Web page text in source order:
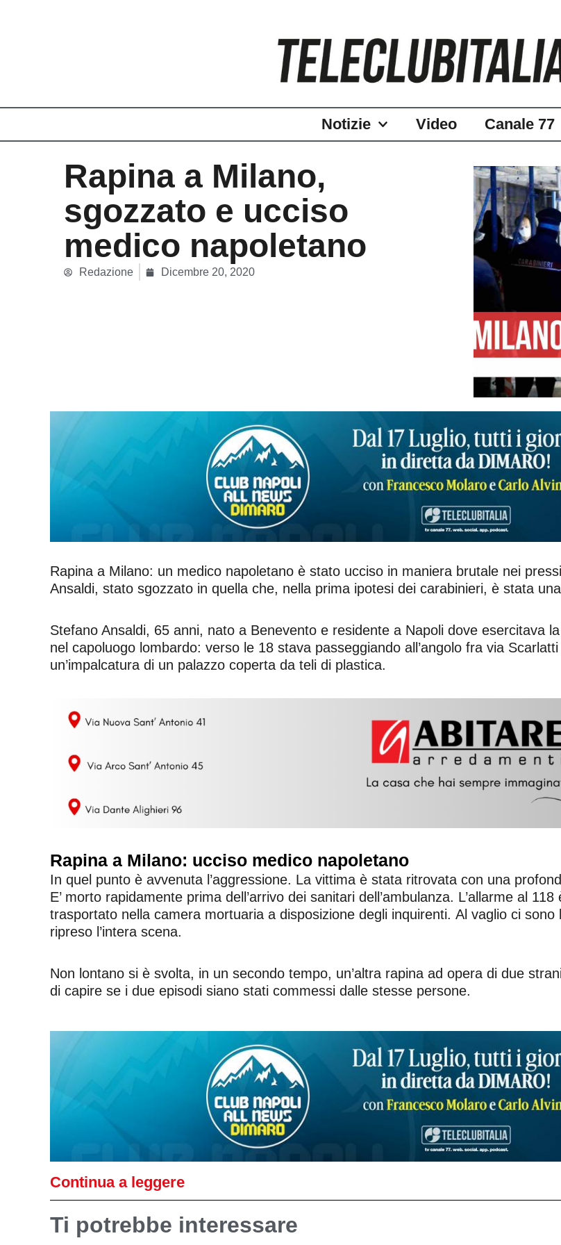
Notizie Video Canale 77
Rapina a Milano,
sgozzato e ucciso
medico napoletano
Redazione Dicembre 20, 2020
Rapina a Milano: un medico napoletano è stato ucciso in maniera brutale nei
Ansaldi, stato sgozzato in quella che, nella prima ipotesi dei carabinieri, è stata
Stefano Ansaldi, 65 anni, nato a Benevento e residente a Napoli dove esercitava
nel capoluogo lombardo: verso le 18 stava passeggiando all’angolo fra via
un’impalcatura di un palazzo coperta da teli di plastica.
Rapina a Milano: ucciso medico napoletano
In quel punto è avvenuta l’aggressione. La vittima è stata ritrovata con una
E’ morto rapidamente prima dell’arrivo dei sanitari dell’ambulanza. L’allarme al
trasportato nella camera mortuaria a disposizione degli inquirenti. Al vaglio ci
ripreso l’intera scena.
Non lontano si è svolta, in un secondo tempo, un’altra rapina ad opera di due
di capire se i due episodi siano stati commessi dalle stesse persone.
Continua a leggere
Ti potrebbe interessare